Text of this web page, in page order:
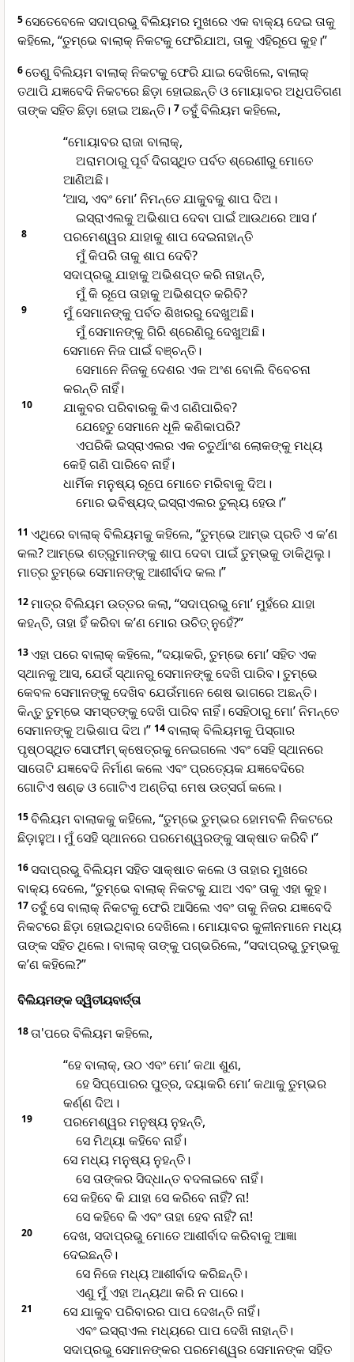
5ସେତେବେଳେ ସଦାପ୍ରଭୁ ବିଲିୟମର ମୁଖରେ ଏକ ବାକ୍ୟ ଦେଇ ତାକୁ
କହିଲେ, “ତୁମ୍ଭେ ବାଲାକ୍ ନିକଟକୁ ଫେରିଯାଅ, ତାକୁ ଏହିରୂପେ କୁହ।”
6ତେଣୁ ବିଲିୟମ ବାଲାକ୍ ନିକଟକୁ ଫେରି ଯାଇ ଦେଖିଲେ, ବାଲାକ୍
ତଥାପି ଯଜ୍ଞବେଦି ନିକଟରେ ଛିଡ଼ା ହୋଇଛନ୍ତି ଓ ମୋୟାବର ଅଧିପତିଗଣ
ତାଙ୍କ ସହିତ ଛିଡ଼ା ହୋଇ ଅଛନ୍ତି। 7ତହୁଁ ବିଲିୟମ କହିଲେ,
“ମୋୟାବର ରାଜା ବାଲାକ୍,
ଅରାମଠାରୁ ପୂର୍ବ ଦିଗସ୍ଥିତ ପର୍ବତ ଶ୍ରେଣୀରୁ ମୋତେ
ଆଣିଅଛି।
‘ଆସ, ଏବଂ ମୋ’ ନିମନ୍ତେ ଯାକୁବକୁ ଶାପ ଦିଅ।
ଇସ୍ରାଏଲକୁ ଅଭିଶାପ ଦେବା ପାଇଁ ଆଉଥରେ ଆସ।’
8
ପରମେଶ୍ୱର ଯାହାକୁ ଶାପ ଦେଇନାହାନ୍ତି
ମୁଁ କିପରି ତାକୁ ଶାପ ଦେବି?
ସଦାପ୍ରଭୁ ଯାହାକୁ ଅଭିଶପ୍ତ କରି ନାହାନ୍ତି,
ମୁଁ କି ରୂପେ ତାହାକୁ ଅଭିଶପ୍ତ କରିବି?
9
ମୁଁ ସେମାନଙ୍କୁ ପର୍ବତ ଶିଖରରୁ ଦେଖୁଅଛି।
ମୁଁ ସେମାନଙ୍କୁ ଗିରି ଶ୍ରେଣିରୁ ଦେଖୁଅଛି।
ସେମାନେ ନିଜ ପାଇଁ ବଞ୍ଚନ୍ତି।
ସେମାନେ ନିଜକୁ ଦେଶର ଏକ ଅଂଶ ବୋଲି ବିବେଚନା
କରନ୍ତି ନାହିଁ।
10
ଯାକୁବର ପରିବାରକୁ କିଏ ଗଣିପାରିବ?
ଯେହେତୁ ସେମାନେ ଧୂଳି କଣିକାପରି?
ଏପରିକି ଇସ୍ରାଏଲର ଏକ ଚତୁର୍ଥାଂଶ ଲୋକଙ୍କୁ ମଧ୍ୟ
କେହି ଗଣି ପାରିବେ ନାହିଁ।
ଧାର୍ମିକ ମନୁଷ୍ୟ ରୂପେ ମୋତେ ମରିବାକୁ ଦିଅ।
ମୋର ଭବିଷ୍ୟଦ୍ ଇସ୍ରାଏଲର ତୁଲ୍ୟ ହେଉ।”
11 ଏଥିରେ ବାଲାକ୍ ବିଲିୟମକୁ କହିଲେ, “ତୁମ୍ଭେ ଆମ୍ଭ ପ୍ରତି ଏ କ’ଣ
କଲ? ଆମ୍ଭେ ଶତ୍ରୁମାନଙ୍କୁ ଶାପ ଦେବା ପାଇଁ ତୁମ୍ଭକୁ ଡାକିଥିଲୁ।
ମାତ୍ର ତୁମ୍ଭେ ସେମାନଙ୍କୁ ଆଶୀର୍ବାଦ କଲ।”
12ମାତ୍ର ବିଲିୟମ ଉତ୍ତର କଲା, “ସଦାପ୍ରଭୁ ମୋ’ ମୁହଁରେ ଯାହା
କହନ୍ତି, ତାହା ହିଁ କରିବା କ’ଣ ମୋର ଉଚିତ୍ ନୁହେଁ?”
13ଏହା ପରେ ବାଲାକ୍ କହିଲେ, “ଦୟାକରି, ତୁମ୍ଭେ ମୋ’ ସହିତ ଏକ
ସ୍ଥାନକୁ ଆସ, ଯେଉଁ ସ୍ଥାନରୁ ସେମାନଙ୍କୁ ଦେଖି ପାରିବ। ତୁମ୍ଭେ
କେବଳ ସେମାନଙ୍କୁ ଦେଖିବ ଯେଉଁମାନେ ଶେଷ ଭାଗରେ ଅଛନ୍ତି।
କିନ୍ତୁ ତୁମ୍ଭେ ସମସ୍ତଙ୍କୁ ଦେଖି ପାରିବ ନାହିଁ। ସେହିଠାରୁ ମୋ’ ନିମନ୍ତେ
ସେମାନଙ୍କୁ ଅଭିଶାପ ଦିଅ।” 14ବାଲାକ୍ ବିଲିୟମକୁ ପି‌ସ୍‌ଗାର
ପୃଷ୍ଠସ୍ଥିତ ସୋଫୀମ୍ କ୍ଷେତ୍ରକୁ ନେଇଗଲେ ଏବଂ ସେହି ସ୍ଥାନରେ
ସାତୋଟି ଯଜ୍ଞବେଦି ନିର୍ମାଣ କଲେ ଏବଂ ପ୍ରତ୍ୟେକ ଯଜ୍ଞବେଦିରେ
ଗୋଟିଏ ଷଣ୍ଢ ଓ ଗୋଟିଏ ଅଣ୍ତିରା ମେଷ ଉତ୍ସର୍ଗ କଲେ।
15ବିଲିୟମ ବାଲାକକୁ କହିଲେ, “ତୁମ୍ଭେ ତୁମ୍ଭର ହୋମବଳି ନିକଟରେ
ଛିଡ଼ାହୁଅ। ମୁଁ ସେହି ସ୍ଥାନରେ ପରମେଶ୍ୱରଙ୍କୁ ସାକ୍ଷାତ କରିବି।”
16ସଦାପ୍ରଭୁ ବିଲିୟମ ସହିତ ସାକ୍ଷାତ କଲେ ଓ ତାହାର ମୁଖରେ
ବାକ୍ୟ ଦେଲେ, “ତୁମ୍ଭେ ବାଲାକ୍ ନିକଟକୁ ଯାଅ ଏବଂ ତାକୁ ଏହା କୁହ।
17ତହୁଁ ସେ ବାଲାକ୍ ନିକଟକୁ ଫେରି ଆସିଲେ ଏବଂ ତାକୁ ନିଜର ଯଜ୍ଞବେଦି
ନିକଟରେ ଛିଡ଼ା ହୋଇଥିବାର ଦେଖିଲେ। ମୋୟାବର କୁଳୀନମାନେ ମଧ୍ୟ
ତାଙ୍କ ସହିତ ଥିଲେ। ବାଲାକ୍ ତାଙ୍କୁ ପଗ୍ଭରିଲେ, “ସଦାପ୍ରଭୁ ତୁମ୍ଭକୁ
କ’ଣ କହିଲେ?”
ବିଲିୟମଙ୍କ ଦ୍ୱିତୀୟବାର୍ତ୍ତା
18ତା'ପରେ ବିଲିୟମ କହିଲେ,
“ହେ ବାଲାକ୍, ଉଠ ଏବଂ ମୋ’ କଥା ଶୁଣ,
ହେ ସି‌ପ୍‌ପୋରର ପୁତ୍ର, ଦୟାକରି ମୋ’ କଥାକୁ ତୁମ୍ଭର
କର୍ଣ୍ଣ ଦିଅ।
19
ପରମେଶ୍ୱର ମନୁଷ୍ୟ ନୁହନ୍ତି,
ସେ ମିଥ୍ୟା କହିବେ ନାହିଁ।
ସେ ମଧ୍ୟ ମନୁଷ୍ୟ ନୁହନ୍ତି।
ସେ ତାଙ୍କର ସିଦ୍ଧାନ୍ତ ବଦଳାଇବେ ନାହିଁ।
ସେ କହିବେ କି ଯାହା ସେ କରିବେ ନାହିଁ? ନା!
ସେ କହିବେ କି ଏବଂ ତାହା ହେବ ନାହିଁ? ନା!
20
ଦେଖ, ସଦାପ୍ରଭୁ ମୋତେ ଆଶୀର୍ବାଦ କରିବାକୁ ଆଜ୍ଞା
ଦେଇଛନ୍ତି।
ସେ ନିଜେ ମଧ୍ୟ ଆଶୀର୍ବାଦ କରିଛନ୍ତି।
ଏଣୁ ମୁଁ ଏହା ଅନ୍ୟଥା କରି ନ ପାରେ।
21
ସେ ଯାକୁବ ପରିବାରର ପାପ ଦେଖନ୍ତି ନାହିଁ।
ଏବଂ ଇସ୍ରାଏଲ ମଧ୍ୟରେ ପାପ ଦେଖି ନାହାନ୍ତି।
ସଦାପ୍ରଭୁ ସେମାନଙ୍କର ପରମେଶ୍ୱର ସେମାନଙ୍କ ସହିତ